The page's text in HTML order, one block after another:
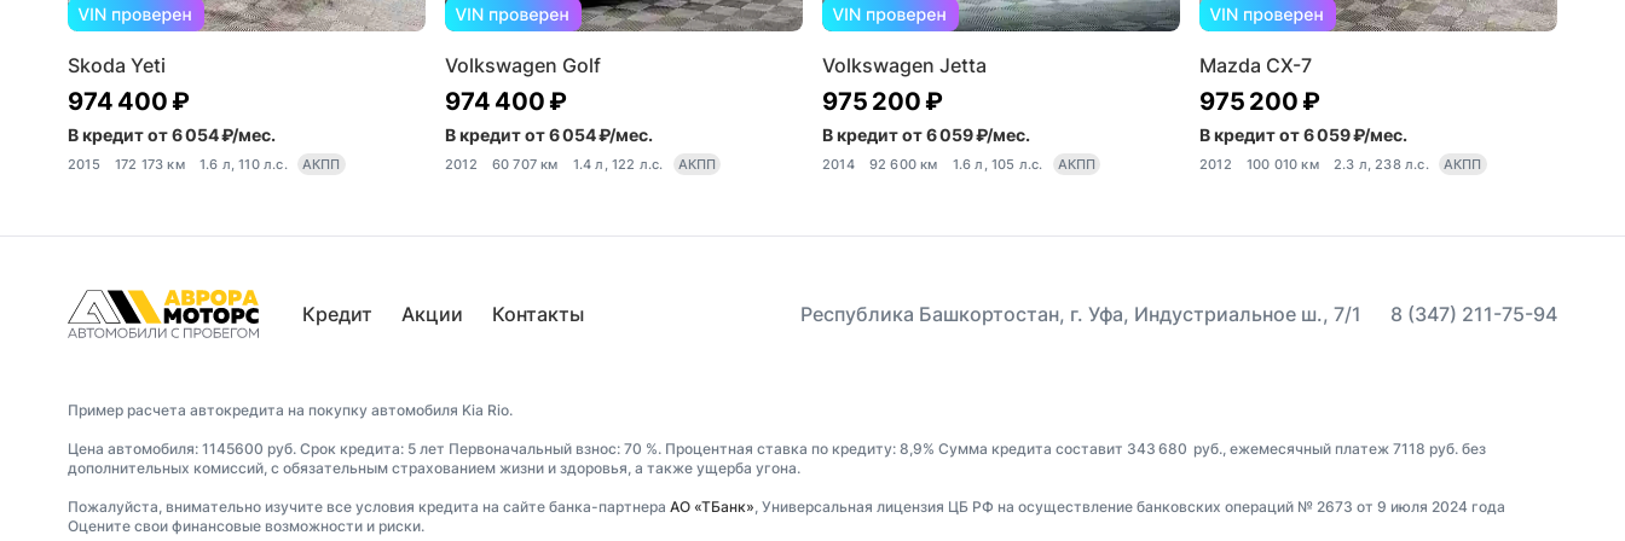
Skoda Yeti
974 400 ₽
В кредит от 6 054 ₽/мес.
2015 172 173 км 1.6 л, 110 л.с. АКПП
Volkswagen Golf
974 400 ₽
В кредит от 6 054 ₽/мес.
2012 60 707 км 1.4 л, 122 л.с. АКПП
Volkswagen Jetta
975 200 ₽
В кредит от 6 059 ₽/мес.
2014 92 600 км 1.6 л, 105 л.с. АКПП
Mazda CX-7
975 200 ₽
В кредит от 6 059 ₽/мес.
2012 100 010 км 2.3 л, 238 л.с. АКПП
Кредит Акции Контакты Республика Башкортостан, г. Уфа, Индустриальное ш., 7/1 8 (347) 211-75-94
Пример расчета автокредита на покупку автомобиля Kia Rio.
Цена автомобиля: 1145600 руб. Срок кредита: 5 лет Первоначальный взнос: 70 %. Процентная ставка по кредиту: 8,9% Сумма кредита составит 343 680 руб., ежемесячный платеж 7118 руб. без
дополнительных комиссий, с обязательным страхованием жизни и здоровья, а также ущерба угона.
Пожалуйста, внимательно изучите все условия кредита на сайте банка-партнера АО «ТБанк» , Универсальная лицензия ЦБ РФ на осуществление банковских операций № 2673 от 9 июля 2024 года
Оцените свои финансовые возможности и риски.